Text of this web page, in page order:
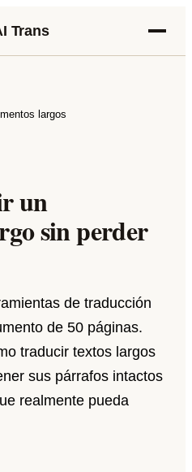
Trans
largos
un
sin perder
de traducción
de 50 páginas.
traducir textos largos
sus párrafos intactos
realmente pueda